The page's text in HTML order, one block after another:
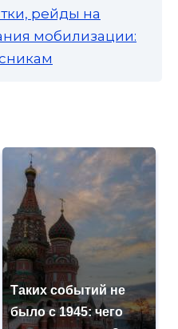
рейды на
мобилизации:
Таких событий не
было с 1945: чего